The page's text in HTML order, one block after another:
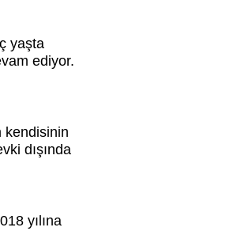
yaşta
ediyor.
kendisinin
dışında
yılına